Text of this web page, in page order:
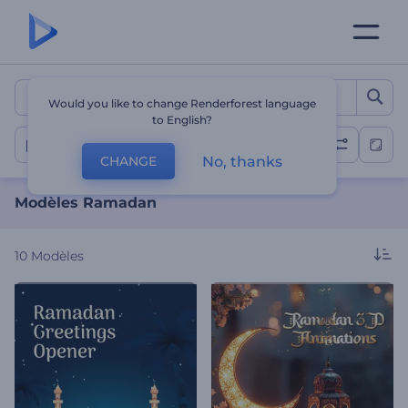
Modèles Ramadan
Ramadan
Modèles Ramadan
10 Modèles
Would you like to change Renderforest language
to English?
CHANGE No, thanks